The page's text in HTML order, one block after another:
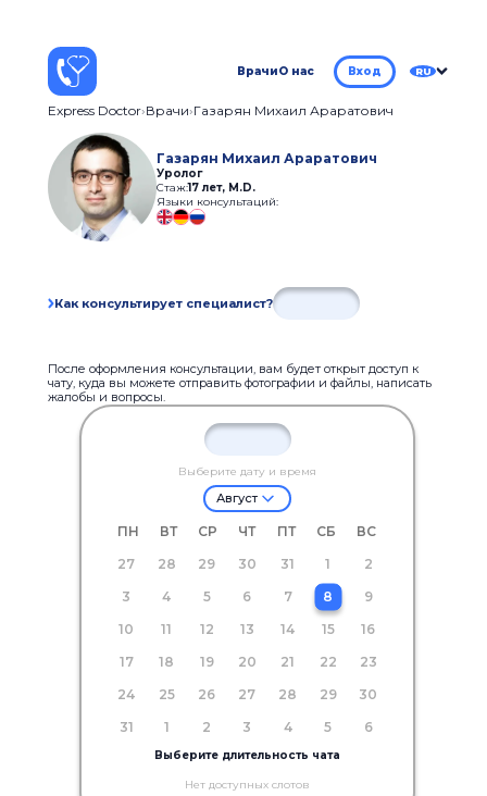
ВрачиО нас Вход RU
Express Doctor Врачи Газарян Михаил Араратович
Газарян Михаил Араратович
Уролог
Стаж:17 лет, M.D.
Языки консультаций:
Как консультирует специалист?
После оформления консультации, вам будет открыт доступ к
чату, куда вы можете отправить фотографии и файлы, написать
жалобы и вопросы.
Выберите дату и время
Август
ПН ВТ СР ЧТ ПТ СБ
ВС
27
28 29 30 31 1
2
3
4 5 6 7 8
9
10
11 12 13 14 15
16
17
18 19 20 21 22
23
24
25 26 27 28 29
30
31
1 2 3 4 5 6
Выберите длительность чата
Нет доступных слотов